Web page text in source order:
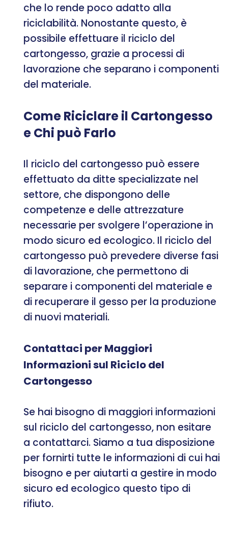
che lo rende poco adatto alla
riciclabilità. Nonostante questo, è
possibile effettuare il riciclo del
cartongesso, grazie a processi di
lavorazione che separano i componenti
del materiale.
Come Riciclare il Cartongesso
e Chi può Farlo
Il riciclo del cartongesso può essere
effettuato da ditte specializzate nel
settore, che dispongono delle
competenze e delle attrezzature
necessarie per svolgere l’operazione in
modo sicuro ed ecologico. Il riciclo del
cartongesso può prevedere diverse fasi
di lavorazione, che permettono di
separare i componenti del materiale e
di recuperare il gesso per la produzione
di nuovi materiali.
Contattaci per Maggiori
Informazioni sul Riciclo del
Cartongesso
Se hai bisogno di maggiori informazioni
sul riciclo del cartongesso, non esitare
a contattarci. Siamo a tua disposizione
per fornirti tutte le informazioni di cui hai
bisogno e per aiutarti a gestire in modo
sicuro ed ecologico questo tipo di
rifiuto.